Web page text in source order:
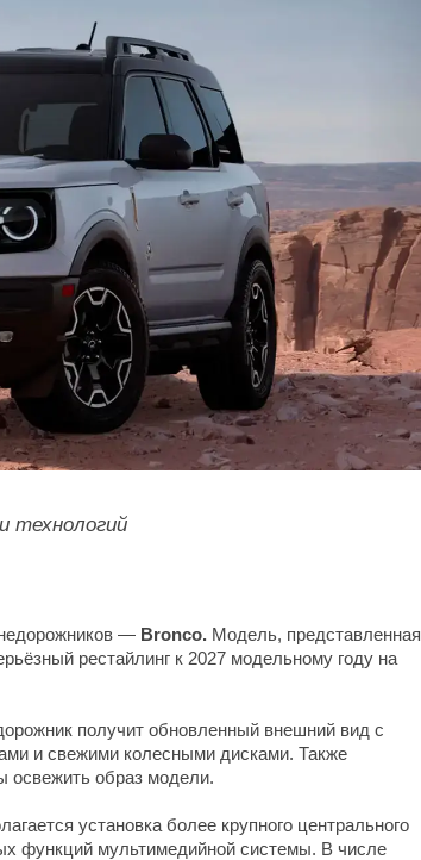
технологий
— Bronco. Модель, представленная
рестайлинг к 2027 модельному году на
получит обновленный внешний вид с
и свежими колесными дисками. Также
образ модели.
установка более крупного центрального
функций мультимедийной системы. В числе